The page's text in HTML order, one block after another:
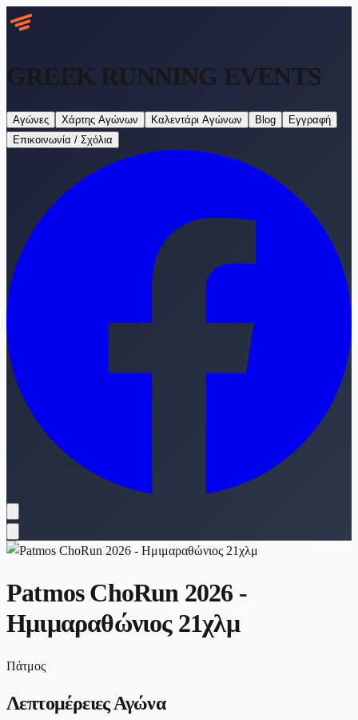
GREEK RUNNING EVENTS
Αγώνες Χάρτης Αγώνων Καλεντάρι Αγώνων Blog
Εγγραφή
Επικοινωνία / Σχόλια
Patmos ChoRun 2026 -
Ημιμαραθώνιος 21χλμ
Πάτμος
Λεπτομέρειες Αγώνα